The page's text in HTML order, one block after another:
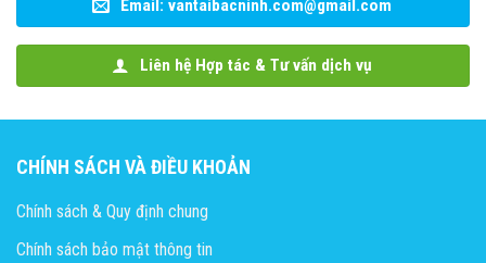
Email: vantaibacninh.com@gmail.com
Liên hệ Hợp tác & Tư vấn dịch vụ
CHÍNH SÁCH VÀ ĐIỀU KHOẢN
Chính sách & Quy định chung
Chính sách bảo mật thông tin